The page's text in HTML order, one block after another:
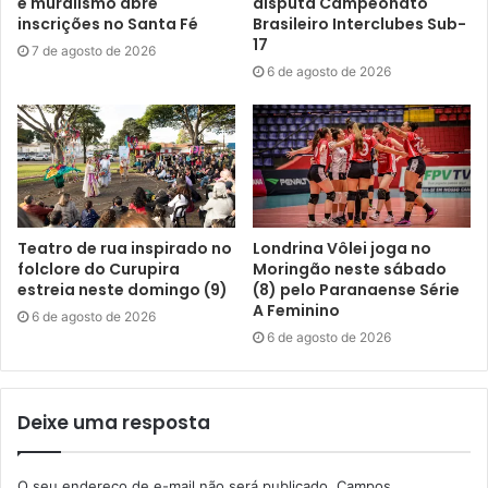
foto: Divulgação SME
Como forma de incentivo, as escolas que alcançaram os
resultados de destaque serão contempladas com
computadores e fones de ouvido. Os equipamentos serão
utilizados no fortalecimento das práticas pedagógicas e na
ampliação das oportunidades de aprendizagem oferecidas
aos estudantes. A equipe da Secretaria Municipal de
Educação também participa da retirada dos equipamentos
Confira as escolas destaque de Londrina em
inscrições no Santa Fé
7 de agosto de 2026
Brasileiro Interclubes Sub-
17
6 de agosto de 2026
Teatro de rua inspirado no
folclore do Curupira
estreia neste domingo (9)
6 de agosto de 2026
Londrina Vôlei joga no
Moringão neste sábado
(8) pelo Paranaense Série
A Feminino
6 de agosto de 2026
Deixe uma resposta